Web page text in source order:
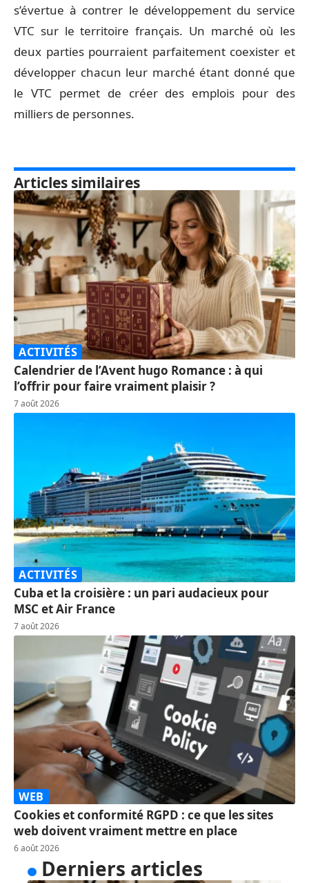
s’évertue à contrer le développement du service
VTC sur le territoire français. Un marché où les
deux parties pourraient parfaitement coexister et
développer chacun leur marché étant donné que
le VTC permet de créer des emplois pour des
milliers de personnes.
Articles similaires
ACTIVITÉS
Calendrier de l’Avent hugo Romance : à qui
l’offrir pour faire vraiment plaisir ?
7 août 2026
ACTIVITÉS
Cuba et la croisière : un pari audacieux pour
MSC et Air France
7 août 2026
WEB
Cookies et conformité RGPD : ce que les sites
web doivent vraiment mettre en place
6 août 2026
Derniers articles